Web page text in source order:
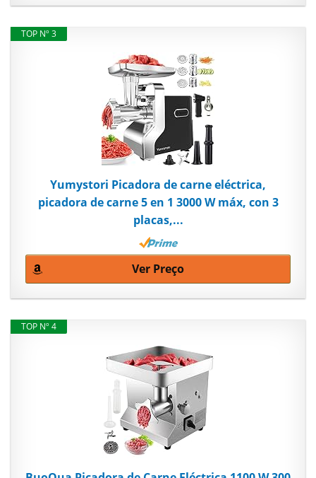
TOP Nº 3
Yumystori Picadora de carne eléctrica,
picadora de carne 5 en 1 3000 W máx, con 3
placas,...
Ver Preço
TOP Nº 4